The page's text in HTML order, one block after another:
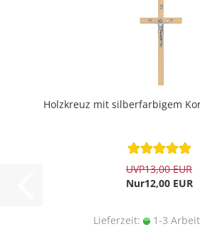
Holzkreuz mit silberfarbigem
UVP13,00 EUR
Nur12,00 EUR
Lieferzeit: 1-3